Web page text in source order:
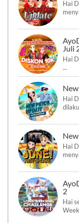
Hai
Juli
Hai
...
Hai
Hai
2
Hai